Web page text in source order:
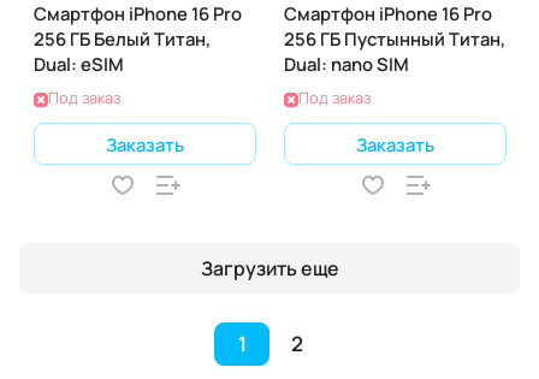
Смартфон iPhone 16 Pro
256 ГБ Белый Титан,
Dual: eSIM
Под заказ
Заказать
Смартфон iPhone 16 Pro
256 ГБ Пустынный Титан,
Dual: nano SIM
Под заказ
Заказать
Загрузить еще
1 2